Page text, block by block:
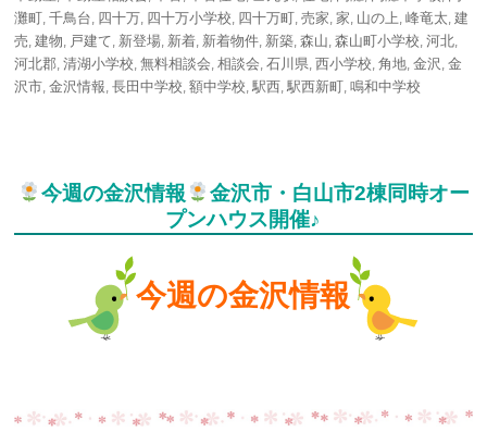
灘町 ,千鳥台 四十万 四十万小学校 四十万町 ,売家 ,家 山の上 ,峰竜太 ,建
売 ,建物 戸建て 新登場 新着 新着物件 新築 ,森山 ,森山町小学校 ,河北
河北郡 ,清湖小学校 ,無料相談会 ,相談会 ,石川県 ,西小学校 ,角地 ,金沢 ,金
沢市 ,金沢情報 ,長田中学校 ,額中学校 ,駅西 ,駅西新町 ,鳴和中学校
今週の金沢情報
金沢市・白山市2棟同時オー
プンハウス開催♪
今週の金沢情報